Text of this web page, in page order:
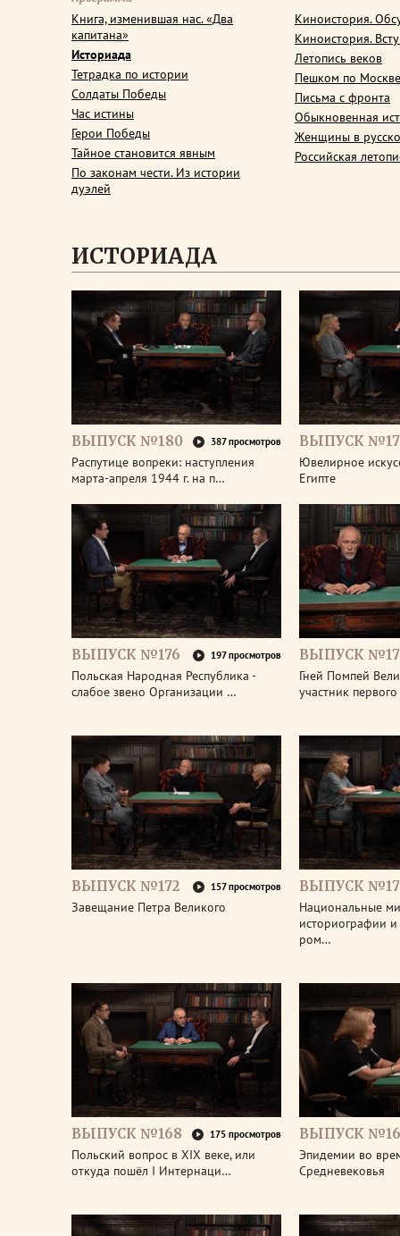
Книга, изменившая нас. «Два
капитана»
Историада
Тетрадка по истории
Солдаты Победы
Час истины
Герои Победы
Тайное становится явным
По законам чести. Из истории
дуэлей
Киноистория.
Киноистория.
Летопись веков
Пешком по Москве
Письма с фронта
Обыкновенная
Женщины в
Российская
ИСТОРИАДА
ВЫПУСК №180 387 просмотров
Распутице вопреки: наступления
марта-апреля 1944 г. на п…
ВЫПУСК
Ювелирное
Египте
ВЫПУСК №176 197 просмотров
Польская Народная Республика -
слабое звено Организации …
ВЫПУСК
Гней Помпей
участник
ВЫПУСК №172 157 просмотров
Завещание Петра Великого
ВЫПУСК
Национальные
историографии
ром…
ВЫПУСК №168 175 просмотров
Польский вопрос в XIX веке, или
откуда пошёл I Интернаци…
ВЫПУСК
Эпидемии во
Средневековья